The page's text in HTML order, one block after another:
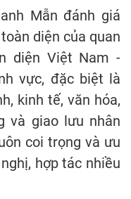
Mẫn đánh giá
diện của quan
diện Việt Nam -
vực, đặc biệt là
kinh tế, văn hóa,
và giao lưu nhân
coi trọng và ưu
hợp tác nhiều